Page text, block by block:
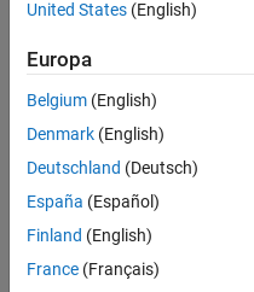
5 Giu
2021
1
Risposta
8 Giu 2021
2
Visualizzazioni
(30 giorni)
United States (English)
Europa
Belgium (English)
Denmark (English)
Deutschland (Deutsch)
España (Español)
Finland (English)
France (Français)